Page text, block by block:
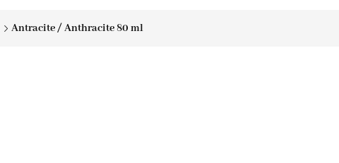
Antracite / Anthracite 80 ml